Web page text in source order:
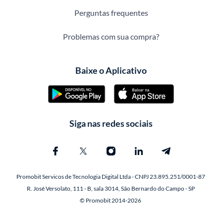
Perguntas frequentes
Problemas com sua compra?
Baixe o Aplicativo
Siga nas redes sociais
Promobit Servicos de Tecnologia Digital Ltda - CNPJ 23.895.251/0001-87
R. José Versolato, 111 - B, sala 3014, São Bernardo do Campo - SP
© Promobit 2014-2026